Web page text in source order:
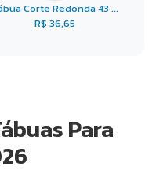
Corte Redonda 43 ...
R$ 36,65
Para